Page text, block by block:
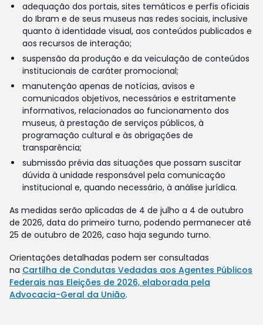
adequação dos portais, sites temáticos e perfis oficiais
do Ibram e de seus museus nas redes sociais, inclusive
quanto à identidade visual, aos conteúdos publicados e
aos recursos de interação;
suspensão da produção e da veiculação de conteúdos
institucionais de caráter promocional;
manutenção apenas de notícias, avisos e
comunicados objetivos, necessários e estritamente
informativos, relacionados ao funcionamento dos
museus, à prestação de serviços públicos, à
programação cultural e às obrigações de
transparência;
submissão prévia das situações que possam suscitar
dúvida à unidade responsável pela comunicação
institucional e, quando necessário, à análise jurídica.
As medidas serão aplicadas de 4 de julho a 4 de outubro
de 2026, data do primeiro turno, podendo permanecer até
25 de outubro de 2026, caso haja segundo turno.
Orientações detalhadas podem ser consultadas
na Cartilha de Condutas Vedadas aos Agentes Públicos
Federais nas Eleições de 2026, elaborada pela
Advocacia-Geral da União.